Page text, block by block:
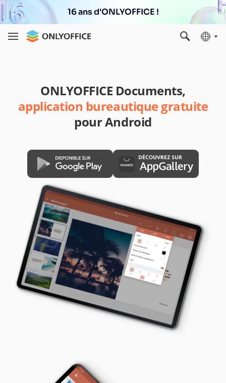
16 ans d'ONLYOFFICE !
ONLYOFFICE Documents,
application bureautique gratuite
pour Android